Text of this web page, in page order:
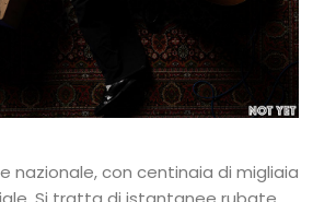
nazionale, con centinaia di migliaia